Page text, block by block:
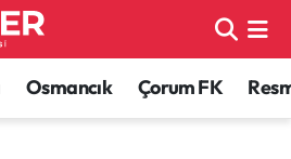
Osmancık Çorum FK